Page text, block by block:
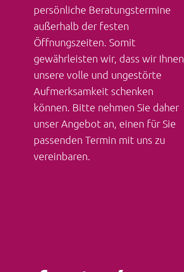
persönliche Beratungstermine
außerhalb der festen
Öffnungszeiten. Somit
gewährleisten wir, dass wir Ihnen
unsere volle und ungestörte
Aufmerksamkeit schenken
können. Bitte nehmen Sie daher
unser Angebot an, einen für Sie
passenden Termin mit uns zu
vereinbaren.